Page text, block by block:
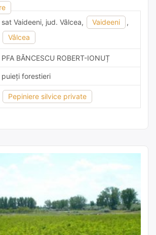
sat Vaideeni, jud. Vâlcea, Vaideeni
,
Vâlcea
PFA BĂNCESCU ROBERT-IONUȚ
puieți forestieri
Pepiniere silvice private